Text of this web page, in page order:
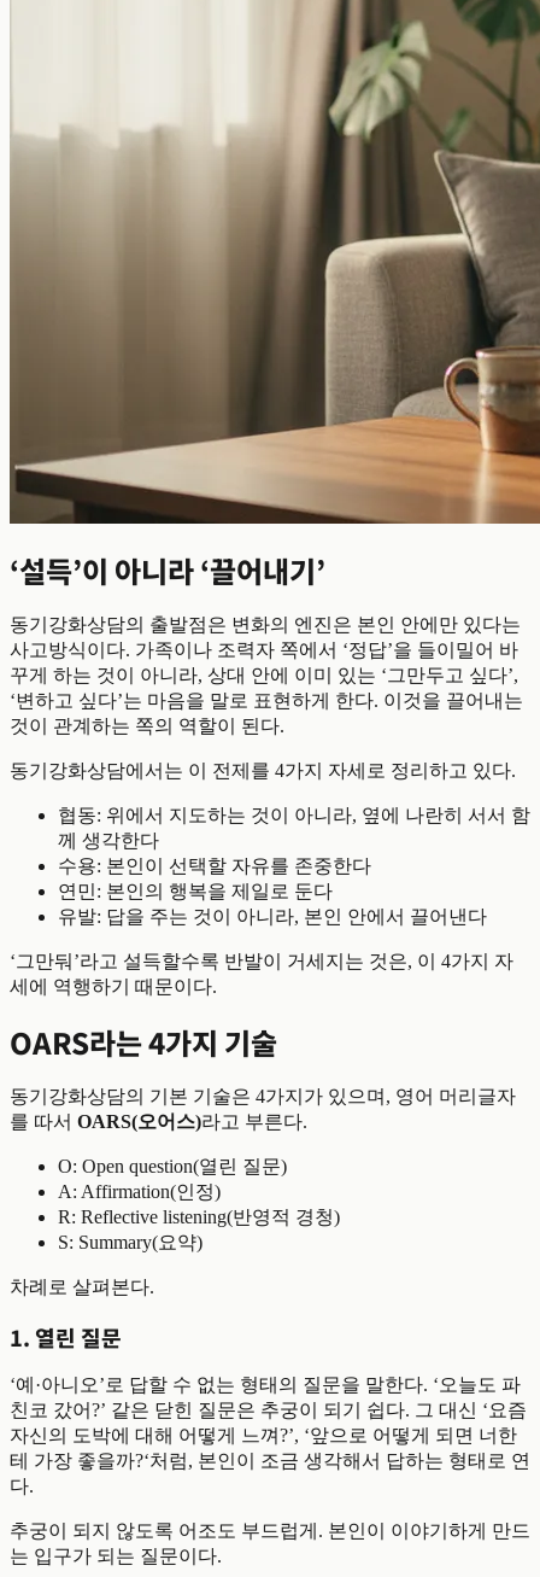
‘설득’이 아니라 ‘끌어내기’
동기강화상담의 출발점은 변화의 엔진은 본인 안에만 있다는
사고방식이다. 가족이나 조력자 쪽에서 ‘정답’을 들이밀어 바
꾸게 하는 것이 아니라, 상대 안에 이미 있는 ‘그만두고 싶다’,
‘변하고 싶다’는 마음을 말로 표현하게 한다. 이것을 끌어내는
것이 관계하는 쪽의 역할이 된다.
동기강화상담에서는 이 전제를 4가지 자세로 정리하고 있다.
협동: 위에서 지도하는 것이 아니라, 옆에 나란히 서서 함
께 생각한다
수용: 본인이 선택할 자유를 존중한다
연민: 본인의 행복을 제일로 둔다
유발: 답을 주는 것이 아니라, 본인 안에서 끌어낸다
‘그만둬’라고 설득할수록 반발이 거세지는 것은, 이 4가지 자
세에 역행하기 때문이다.
OARS라는 4가지 기술
동기강화상담의 기본 기술은 4가지가 있으며, 영어 머리글자
를 따서 OARS(오어스)라고 부른다.
O: Open question(열린 질문)
A: Affirmation(인정)
R: Reflective listening(반영적 경청)
S: Summary(요약)
차례로 살펴본다.
1. 열린 질문
‘예·아니오’로 답할 수 없는 형태의 질문을 말한다. ‘오늘도 파
친코 갔어?’ 같은 닫힌 질문은 추궁이 되기 쉽다. 그 대신 ‘요즘
자신의 도박에 대해 어떻게 느껴?’, ‘앞으로 어떻게 되면 너한
테 가장 좋을까?‘처럼, 본인이 조금 생각해서 답하는 형태로 연
다.
추궁이 되지 않도록 어조도 부드럽게. 본인이 이야기하게 만드
는 입구가 되는 질문이다.